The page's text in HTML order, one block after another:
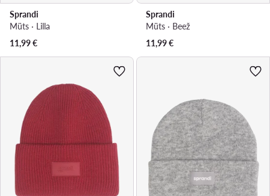
Sprandi
Müts · Lilla
11,99€
Sprandi
Müts · Beež
11,99€